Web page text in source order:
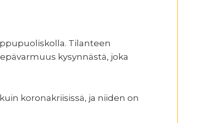
Tilanteen
kysynnästä, joka
koronakriisissä, ja niiden on